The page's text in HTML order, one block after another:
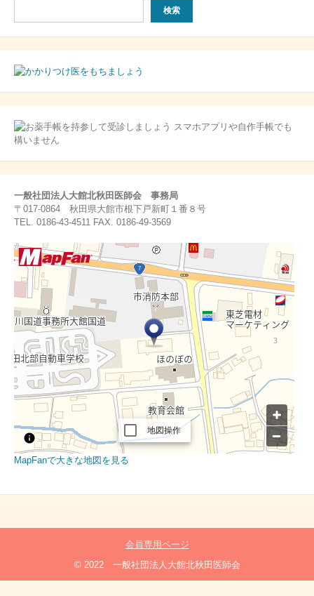
検索
一般社団法人大館北秋田医師会 事務局
〒017-0864 秋田県大館市根下戸新町１番８号
TEL. 0186-43-4511 FAX. 0186-49-3569
MapFanで大きな地図を見る
会員専用ページ
© 2022 一般社団法人大館北秋田医師会